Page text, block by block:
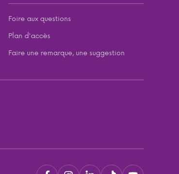
Foire aux questions
Plan d'accès
Faire une remarque, une suggestion